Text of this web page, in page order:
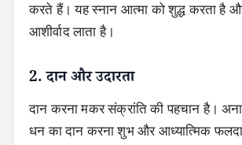
करते हैं। यह स्नान आत्मा को शुद्ध करता है
आशीर्वाद लाता है।
2. दान और उदारता
दान करना मकर संक्रांति की पहचान है।
धन का दान करना शुभ और आध्यात्मिक